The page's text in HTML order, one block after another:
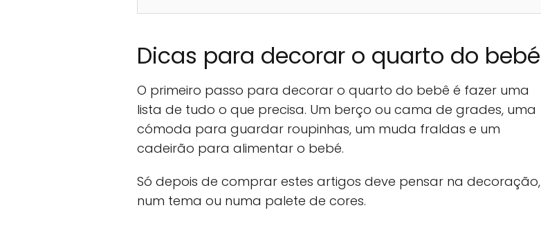
Dicas para decorar o quarto do bebé
O primeiro passo para decorar o quarto do bebê é fazer uma
lista de tudo o que precisa. Um berço ou cama de grades, uma
cómoda para guardar roupinhas, um muda fraldas e um
cadeirão para alimentar o bebé.
Só depois de comprar estes artigos deve pensar na decoração,
num tema ou numa palete de cores.